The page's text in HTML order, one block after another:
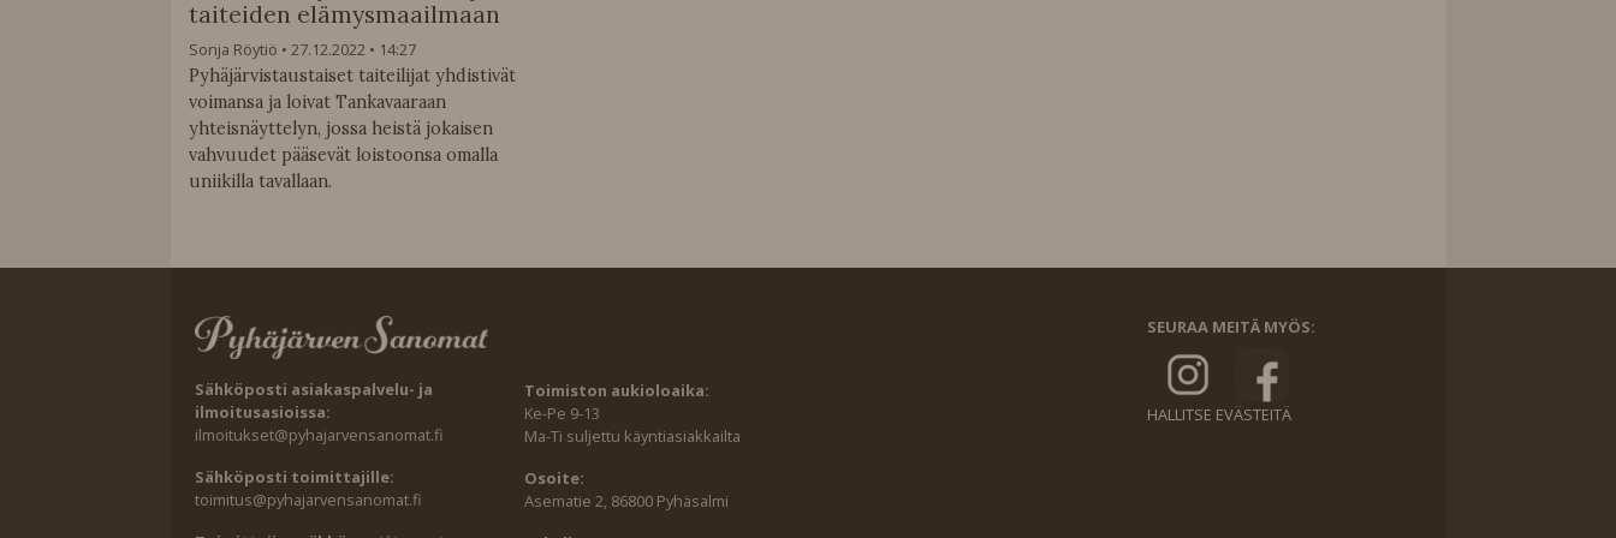
taiteiden elämysmaailmaan
Sonja Röytiö 27.12.2022
14:27
Pyhäjärvistaustaiset taiteilijat yhdistivät
voimansa ja loivat Tankavaaraan
yhteisnäyttelyn, jossa heistä jokaisen
vahvuudet pääsevät loistoonsa omalla
uniikilla tavallaan.
Sähköposti asiakaspalvelu- ja
ilmoitusasioissa:
ilmoitukset@pyhajarvensanomat.fi
Sähköposti toimittajille:
toimitus@pyhajarvensanomat.fi
Toimiston aukioloaika:
Ke-Pe 9-13
Ma-Ti suljettu käyntiasiakkailta
Osoite:
Asematie 2, 86800 Pyhäsalmi
SEURAA MEITÄ MYÖS:
HALLITSE EVÄSTEITÄ